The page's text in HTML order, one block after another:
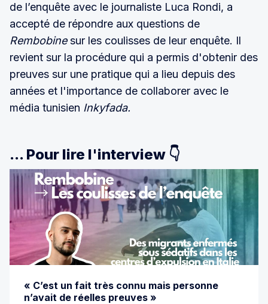
de l’enquête avec le journaliste Luca Rondi, a
accepté de répondre aux questions de
Rembobinesur les coulisses de leur enquête. Il
revient sur la procédure qui a permis d'obtenir des
preuves sur une pratique qui a lieu depuis des
années et l'importance de collaborer avec le
média tunisien Inkyfada.
... Pour lire l'interview 👇
« C’est un fait très connu mais personne
n’avait de réelles preuves »